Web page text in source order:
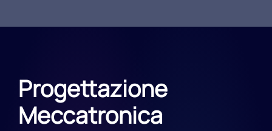
Progettazione
Meccatronica